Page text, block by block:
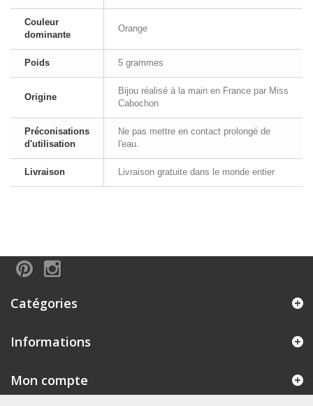
Couleur
dominante
Orange
Poids 5 grammes
Origine
Bijou réalisé à la main en France par Miss
Cabochon
Préconisations
d'utilisation
Ne pas mettre en contact prolongé de
l'eau.
Livraison Livraison gratuite dans le monde entier
Catégories
Informations
Mon compte